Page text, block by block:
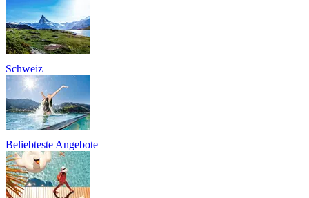
Schweiz
Beliebteste Angebote